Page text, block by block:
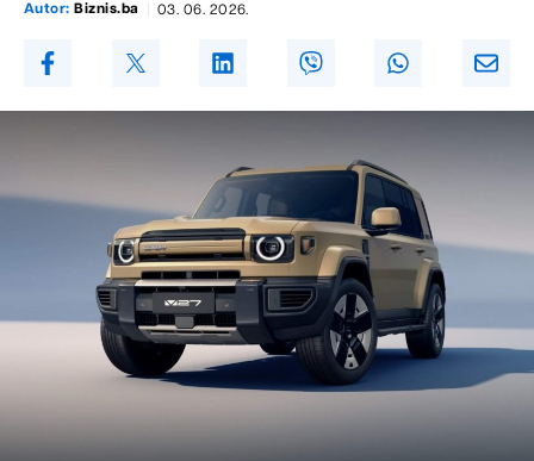
Autor: Biznis.ba 03. 06. 2026.